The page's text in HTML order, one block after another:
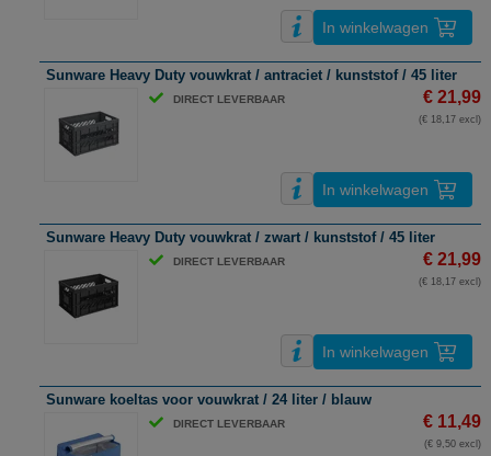
In winkelwagen
Sunware Heavy Duty vouwkrat / antraciet / kunststof / 45 liter
DIRECT LEVERBAAR € 21,99
(€ 18,17 excl)
In winkelwagen
Sunware Heavy Duty vouwkrat / zwart / kunststof / 45 liter
DIRECT LEVERBAAR € 21,99
(€ 18,17 excl)
In winkelwagen
Sunware koeltas voor vouwkrat / 24 liter / blauw
DIRECT LEVERBAAR € 11,49
(€ 9,50 excl)